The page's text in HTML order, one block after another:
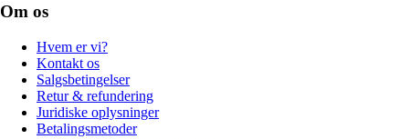
Om os
Hvem er vi?
Kontakt os
Salgsbetingelser
Retur & refundering
Juridiske oplysninger
Betalingsmetoder